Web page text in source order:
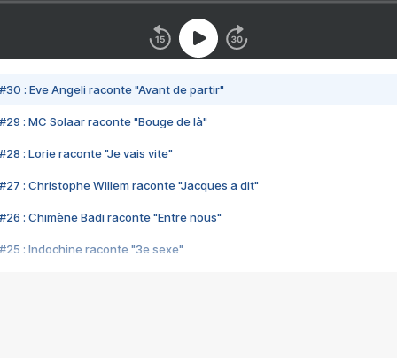
#30 : Eve Angeli raconte "Avant de partir"
#29 : MC Solaar raconte "Bouge de là"
#28 : Lorie raconte "Je vais vite"
#27 : Christophe Willem raconte "Jacques a dit"
#26 : Chimène Badi raconte "Entre nous"
#25 : Indochine raconte "3e sexe"